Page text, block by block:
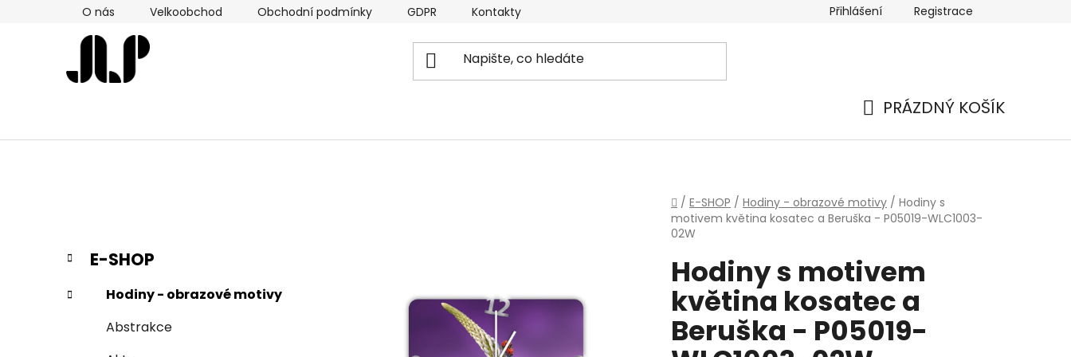
O nás Velkoobchod Obchodní podmínky GDPR Kontakty Přihlášení Registrace
PRÁZDNÝ KOŠÍK
Domů
/ E-SHOP / Hodiny - obrazové motivy / Hodiny s
motivem květina kosatec a Beruška - P05019-WLC1003-
02W
P
o
s
Přeskočit
kategorie
K
a
t
e
E-SHOP
Hodiny - obrazové motivy
Abstrakce
Hodiny s motivem
květina kosatec a
Beruška - P05019-